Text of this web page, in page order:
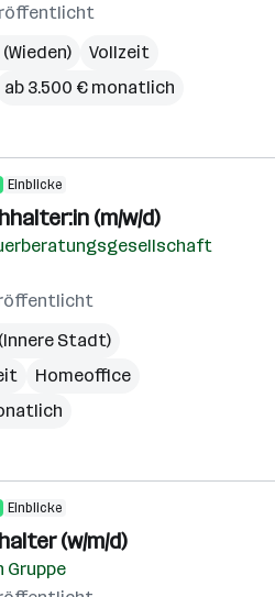
Vollzeit
ab 3.500 € monatlich
Einblicke
(m/w/d)
(Innere Stadt)
Homeoffice
Einblicke
(w/m/d)
Gruppe